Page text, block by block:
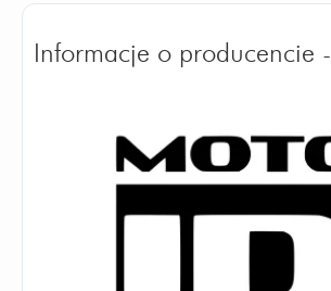
Informacje o producencie -